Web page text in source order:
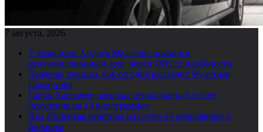
7 августа, 2026
У компании Андрея Малахова появился
многомиллионный долг перед ФНС: подробности
Лещенко показал, как сегодня выглядит 96-летняя
Пахмутова
Гарик Харламов раскрыл неожиданный секрет
похудения на 14 килограммов
Яна Пилецкая ответила на слухи об отношениях с
Биланом